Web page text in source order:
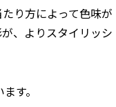
り方によって色味が
、よりスタイリッシ
す。